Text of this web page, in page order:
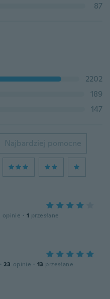
87
2202
189
147
Najbardziej pomocne
opinie · 1 przesłane
· 23 opinie · 13 przesłane